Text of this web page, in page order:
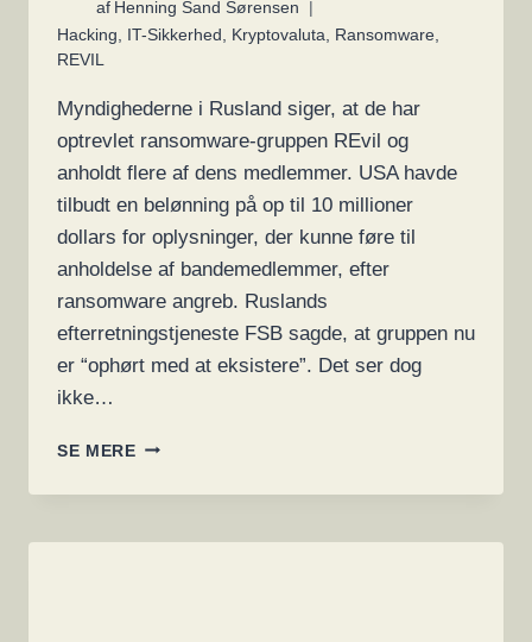
af Henning Sand Sørensen
Hacking
IT-Sikkerhed Kryptovaluta Ransomware
REVIL
Myndighederne i Rusland siger, at de har
optrevlet ransomware-gruppen REvil og
anholdt flere af dens medlemmer. USA havde
tilbudt en belønning på op til 10 millioner
dollars for oplysninger, der kunne føre til
anholdelse af bandemedlemmer, efter
ransomware angreb. Ruslands
efterretningstjeneste FSB sagde, at gruppen nu
er “ophørt med at eksistere”. Det ser dog
ikke…
SE MERERANSOMWARE-
REVIL
I